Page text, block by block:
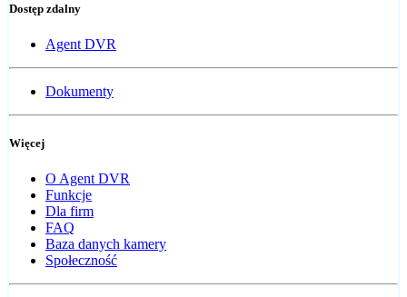
Dostęp zdalny
Agent DVR
Dokumenty
Więcej
O Agent DVR
Funkcje
Dla firm
FAQ
Baza danych kamery
Społeczność